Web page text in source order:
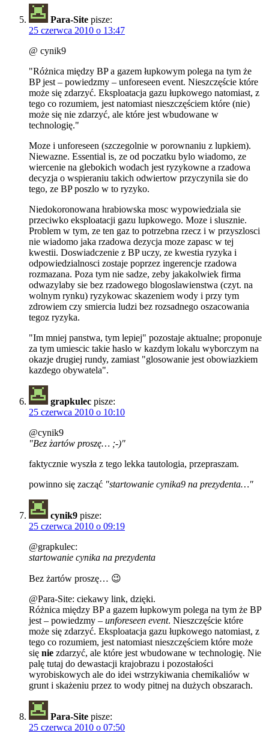
Para-Site pisze:
25 czerwca 2010 o 13:47
@ cynik9
"Różnica między BP a gazem łupkowym polega na tym że
BP jest – powiedzmy – unforeseen event. Nieszczęście które
może się zdarzyć. Eksploatacja gazu łupkowego natomiast, z
tego co rozumiem, jest natomiast nieszczęściem które (nie)
może się nie zdarzyć, ale które jest wbudowane w
technologię."
Moze i unforeseen (szczegolnie w porownaniu z lupkiem).
Niewazne. Essential is, ze od poczatku bylo wiadomo, ze
wiercenie na glebokich wodach jest ryzykowne a rzadowa
decyzja o wspieraniu takich odwiertow przyczynila sie do
tego, ze BP poszlo w to ryzyko.
Niedokoronowana hrabiowska mosc wypowiedziala sie
przeciwko eksploatacji gazu lupkowego. Moze i slusznie.
Problem w tym, ze ten gaz to potrzebna rzecz i w przyszlosci
nie wiadomo jaka rzadowa dezycja moze zapasc w tej
kwestii. Doswiadczenie z BP uczy, ze kwestia ryzyka i
odpowiedzialnosci zostaje poprzez ingerencje rzadowa
rozmazana. Poza tym nie sadze, zeby jakakolwiek firma
odwazylaby sie bez rzadowego blogoslawienstwa (czyt. na
wolnym rynku) ryzykowac skazeniem wody i przy tym
zdrowiem czy smiercia ludzi bez rozsadnego oszacowania
tegoz ryzyka.
"Im mniej panstwa, tym lepiej" pozostaje aktualne; proponuje
za tym umiescic takie haslo w kazdym lokalu wyborczym na
okazje drugiej rundy, zamiast "glosowanie jest obowiazkiem
kazdego obywatela".
grapkulec pisze:
25 czerwca 2010 o 10:10
@cynik9
"Bez żartów proszę… ;-)"
faktycznie wyszła z tego lekka tautologia, przepraszam.
powinno się zacząć "startowanie cynika9 na prezydenta…"
cynik9 pisze:
25 czerwca 2010 o 09:19
@grapkulec:
startowanie cynika na prezydenta
Bez żartów proszę… 😉
@Para-Site: ciekawy link, dzięki.
Różnica między BP a gazem łupkowym polega na tym że BP
jest – powiedzmy – unforeseen event. Nieszczęście które
może się zdarzyć. Eksploatacja gazu łupkowego natomiast, z
tego co rozumiem, jest natomiast nieszczęściem które może
się nie zdarzyć, ale które jest wbudowane w technologię. Nie
palę tutaj do dewastacji krajobrazu i pozostałości
wyrobiskowych ale do idei wstrzykiwania chemikaliów w
grunt i skażeniu przez to wody pitnej na dużych obszarach.
Para-Site pisze:
25 czerwca 2010 o 07:50